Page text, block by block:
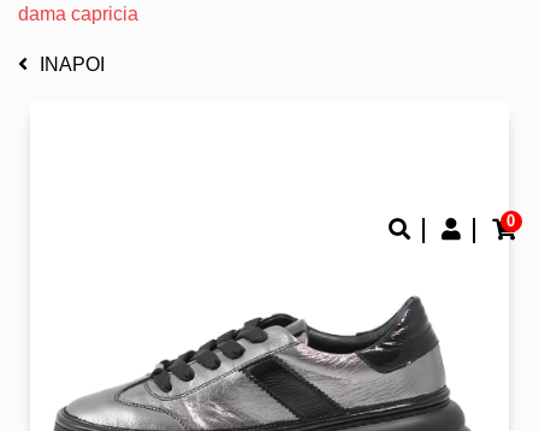
0
dama capricia
INAPOI